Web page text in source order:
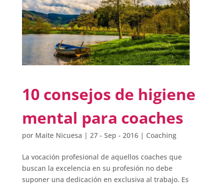
10 consejos de higiene
mental para coaches
por Maite Nicuesa | 27 - Sep - 2016| Coaching
La vocación profesional de aquellos coaches que
buscan la excelencia en su profesión no debe
suponer una dedicación en exclusiva al trabajo. Es